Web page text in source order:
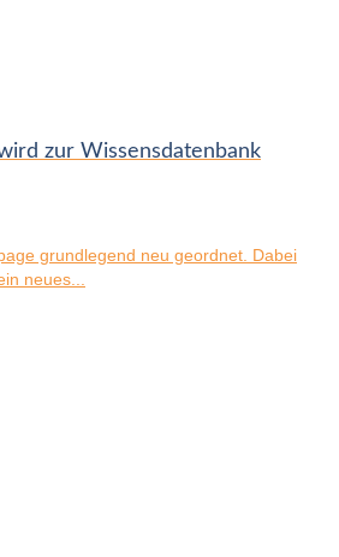
zur Wissensdatenbank
grundlegend neu geordnet. Dabei
neues...